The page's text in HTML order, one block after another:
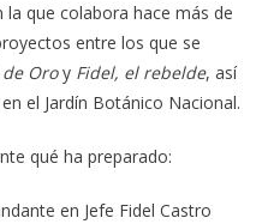
que colabora hace más de
entre los que se
Oroy Fidel, el rebelde, así
el Jardín Botánico Nacional.
qué ha preparado:
en Jefe Fidel Castro